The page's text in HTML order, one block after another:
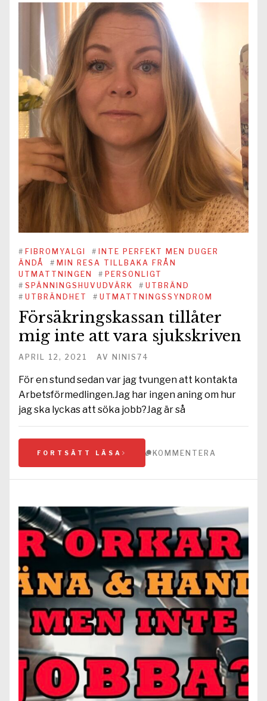
# FIBROMYALGI #
INTE PERFEKT MEN DUGER
ÄNDÅ
# MIN RESA TILLBAKA FRÅN
UTMATTNINGEN
# PERSONLIGT
# SPÄNNINGSHUVUDVÄRK # UTBRÄND
# UTBRÄNDHET # UTMATTNINGSSYNDROM
Försäkringskassan tillåter
mig inte att vara sjukskriven
APRIL 12, 2021 AV NINIS74
För en stund sedan var jag tvungen att kontakta
Arbetsförmedlingen.Jag har ingen aning om hur
jag ska lyckas att söka jobb?Jag är så
FORTSÄTT LÄSA KOMMENTERA